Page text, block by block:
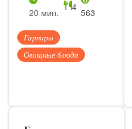
20 мин.
4 563
Гарниры
Овощные блюда